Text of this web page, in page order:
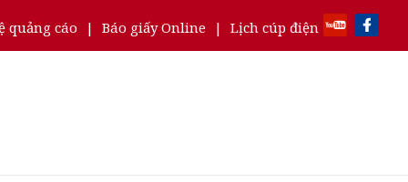
quảng cáo | Báo giấy Online | Lịch cúp điện